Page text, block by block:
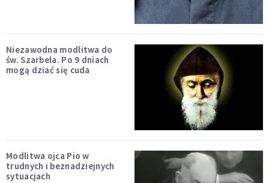
Niezawodna modlitwa do
św. Szarbela. Po 9 dniach
mogą dziać się cuda
Modlitwa ojca Pio w
trudnych i beznadziejnych
sytuacjach